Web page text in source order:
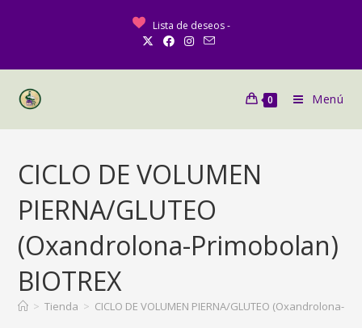
Lista de deseos -
0 Menú
CICLO DE VOLUMEN
PIERNA/GLUTEO
(Oxandrolona-Primobolan)
BIOTREX
> Tienda > CICLO DE VOLUMEN PIERNA/GLUTEO (Oxandrolona-